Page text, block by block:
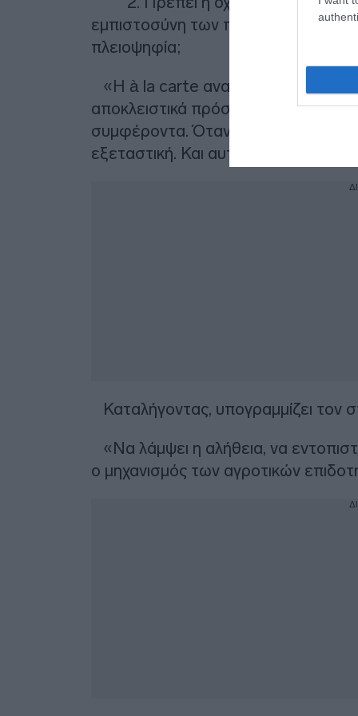
εμπιστοσύνη των πολιτών και,
πλειοψηφία;
«Η à la carte αναζήτηση της
αποκλειστικά πρόσκαιρες πολιτικές
συμφέροντα. Όταν έχεις την
εξεταστική. Και αυτό θα φανεί
Καταλήγοντας, υπογραμμίζει τον
«Να λάμψει η αλήθεια, να
ο μηχανισμός των αγροτικών